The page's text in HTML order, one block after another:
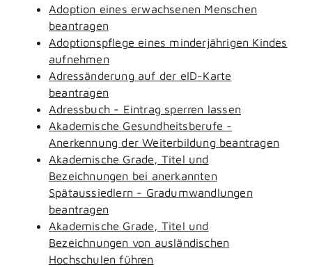
Adoption eines erwachsenen Menschen
beantragen
Adoptionspflege eines minderjährigen Kindes
aufnehmen
Adressänderung auf der eID-Karte
beantragen
Adressbuch - Eintrag sperren lassen
Akademische Gesundheitsberufe -
Anerkennung der Weiterbildung beantragen
Akademische Grade, Titel und
Bezeichnungen bei anerkannten
Spätaussiedlern - Gradumwandlungen
beantragen
Akademische Grade, Titel und
Bezeichnungen von ausländischen
Hochschulen führen